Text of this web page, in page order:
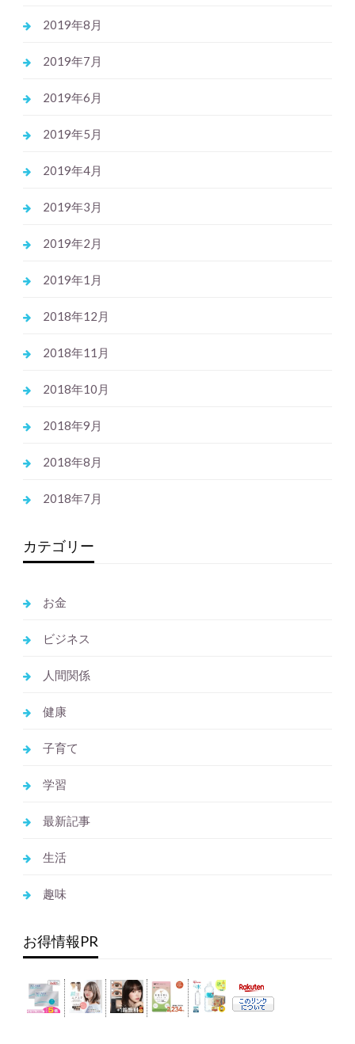
2019年8月
2019年7月
2019年6月
2019年5月
2019年4月
2019年3月
2019年2月
2019年1月
2018年12月
2018年11月
2018年10月
2018年9月
2018年8月
2018年7月
カテゴリー
お金
ビジネス
人間関係
健康
子育て
学習
最新記事
生活
趣味
お得情報PR